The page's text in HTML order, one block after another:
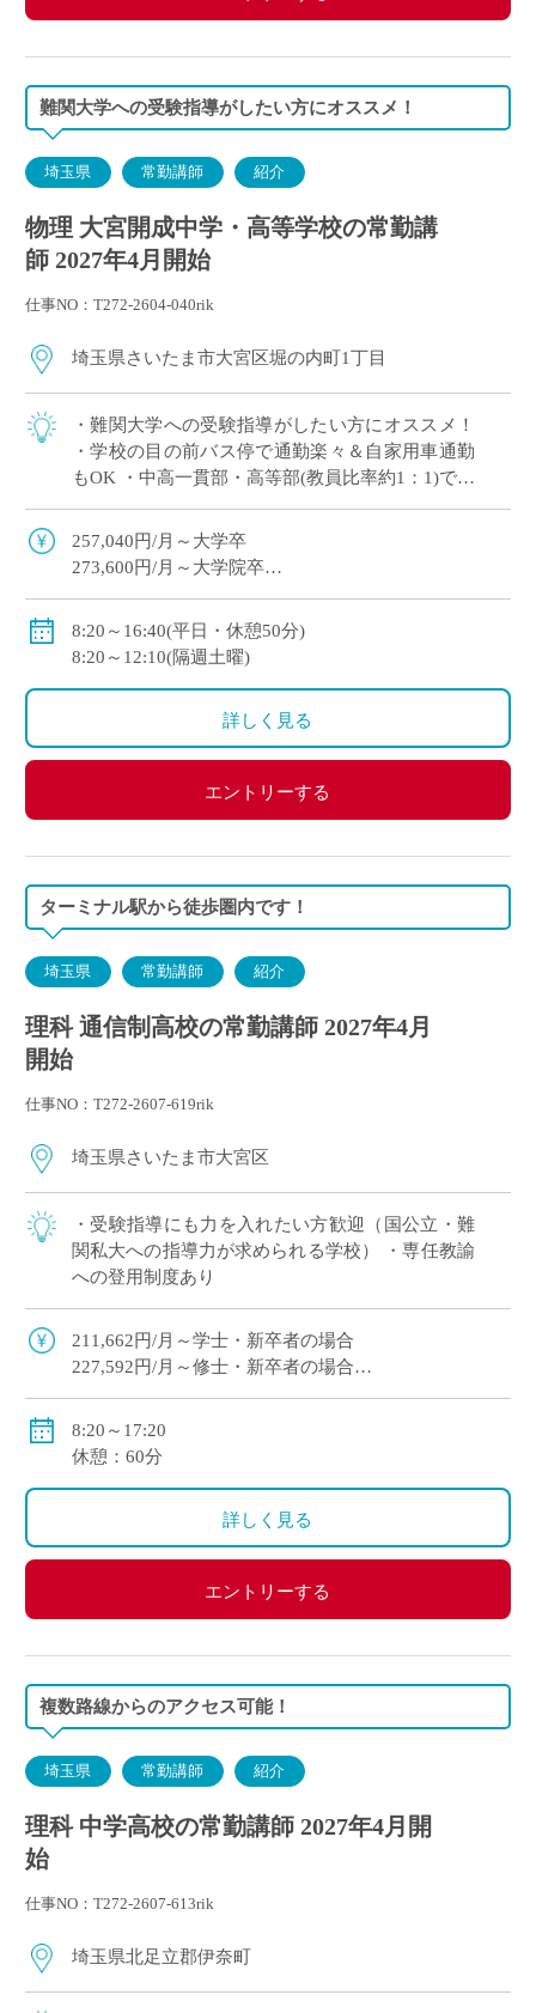
難関大学への受験指導がしたい方にオススメ！
埼玉県 常勤講師 紹介
物理 大宮開成中学・高等学校の常勤講
師 2027年4月開始
仕事NO：T272-2604-040rik
埼玉県さいたま市大宮区堀の内町1丁目
・難関大学への受験指導がしたい方にオススメ！
・学校の目の前バス停で通勤楽々＆自家用車通勤
もOK ・中高一貫部・高等部(教員比率約1：1)でス
にした指導を展開
257,040円/月～大学卒
273,600円/月～大学院卒
・各種手当：住宅・講習・入試手当等
初年度：3.69カ月(6月：0.69カ月、12月：3カ月)
2年目以降：5.3カ月(6月：2.3カ月、12月：3.0カ月 )※
・昇給あり
・交通費別途支給
8:20～16:40(平日・休憩50分)
8:20～12:10(隔週土曜)
詳しく見る
エントリーする
ターミナル駅から徒歩圏内です！
埼玉県 常勤講師 紹介
理科 通信制高校の常勤講師 2027年4月
開始
仕事NO：T272-2607-619rik
埼玉県さいたま市大宮区
・受験指導にも力を入れたい方歓迎（国公立・難
関私大への指導力が求められる学校） ・専任教諭
への登用制度あり
211,662円/月～学士・新卒者の場合
227,592円/月～修士・新卒者の場合
●その他手当：扶養手当・職務手当・役職手当
●保険等：私学共済、労災保険、雇用保険
8:20～17:20
休憩：60分
詳しく見る
エントリーする
複数路線からのアクセス可能！
埼玉県 常勤講師 紹介
理科 中学高校の常勤講師 2027年4月開
始
仕事NO：T272-2607-613rik
埼玉県北足立郡伊奈町